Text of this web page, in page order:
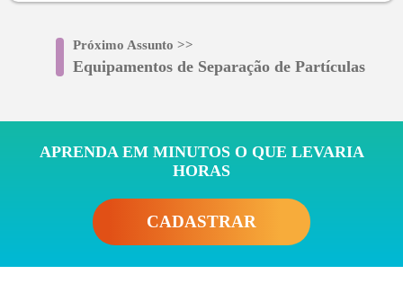
Próximo Assunto >>
Equipamentos de Separação de Partículas
APRENDA EM MINUTOS O QUE LEVARIA
HORAS
CADASTRAR